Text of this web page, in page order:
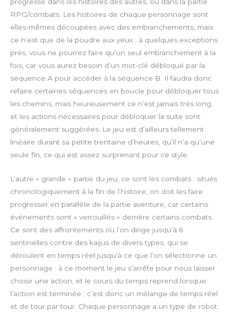
u
l
s
c
RPG/combats. Les histoires de chaque personnage sont
elles-mêmes découpées avec des embranchements, mais
ce n’est que de la poudre aux yeux : à quelques exceptions
près, vous ne pourrez faire qu’un seul embranchement à la
fois, car vous aurez besoin d’un mot-clé débloqué par la
séquence A pour accéder à la séquence B. Il faudra donc
refaire certaines séquences en boucle pour débloquer tous
les chemins, mais heureusement ce n’est jamais très long,
et les actions nécessaires pour débloquer la suite sont
généralement suggérées. Le jeu est d’ailleurs tellement
linéaire durant sa petite trentaine d’heures, qu’il n’a qu’une
seule fin, ce qui est assez surprenant pour ce style.
L’autre « grande » partie du jeu, ce sont les combats : situés
chronologiquement à la fin de l’histoire, on doit les faire
progresser en parallèle de la partie aventure, car certains
événements sont « verrouillés » derrière certains combats.
Ce sont des affrontements où l’on dirige jusqu’à 6
sentinelles contre des kaijus de divers types, qui se
déroulent en temps réel jusqu’à ce que l’on sélectionne un
personnage : à ce moment le jeu s’arrête pour nous laisser
choisir une action, et le cours du temps reprend lorsque
l’action est terminée ; c’est donc un mélange de temps réel
et de tour par tour. Chaque personnage a un type de robot